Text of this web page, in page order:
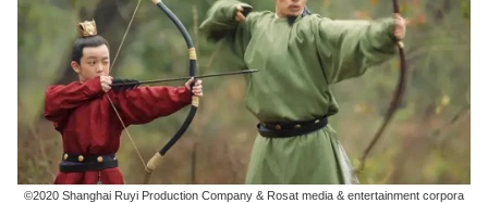
©2020 Shanghai Ruyi Production Company & Rosat media & entertainment corpora